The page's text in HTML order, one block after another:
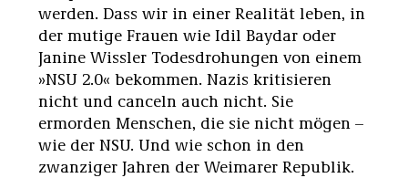
werden. Dass wir in einer Realität leben, in
der mutige Frauen wie Idil Baydar oder
Janine Wissler Todesdrohungen von einem
»NSU 2.0« bekommen. Nazis kritisieren
nicht und canceln auch nicht. Sie
ermorden Menschen, die sie nicht mögen –
wie der NSU. Und wie schon in den
zwanziger Jahren der Weimarer Republik.